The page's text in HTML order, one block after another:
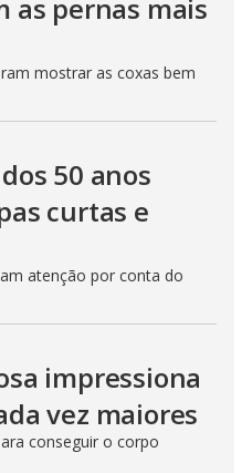
as pernas mais
mostrar as coxas bem
50 anos
curtas e
atenção por conta do
impressiona
vez maiores
conseguir o corpo